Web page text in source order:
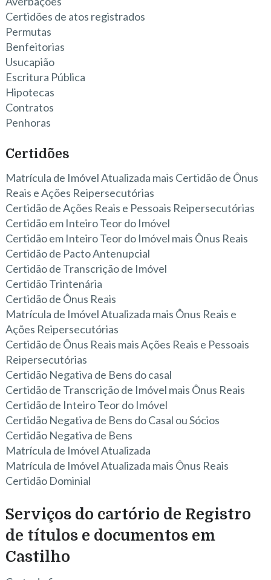
Certidões de atos registrados
Permutas
Benfeitorias
Usucapião
Escritura Pública
Hipotecas
Contratos
Penhoras
Certidões
Matrícula de Imóvel Atualizada mais Certidão de Ônus
Reais e Ações Reipersecutórias
Certidão de Ações Reais e Pessoais Reipersecutórias
Certidão em Inteiro Teor do Imóvel
Certidão em Inteiro Teor do Imóvel mais Ônus Reais
Certidão de Pacto Antenupcial
Certidão de Transcrição de Imóvel
Certidão Trintenária
Certidão de Ônus Reais
Matrícula de Imóvel Atualizada mais Ônus Reais e
Ações Reipersecutórias
Certidão de Ônus Reais mais Ações Reais e Pessoais
Reipersecutórias
Certidão Negativa de Bens do casal
Certidão de Transcrição de Imóvel mais Ônus Reais
Certidão de Inteiro Teor do Imóvel
Certidão Negativa de Bens do Casal ou Sócios
Certidão Negativa de Bens
Matrícula de Imóvel Atualizada
Matrícula de Imóvel Atualizada mais Ônus Reais
Certidão Dominial
Serviços do cartório de Registro
de títulos e documentos em
Castilho